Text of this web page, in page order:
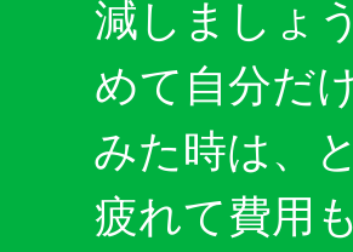
減しましょ
めて自分だ
みた時は、
疲れて費用